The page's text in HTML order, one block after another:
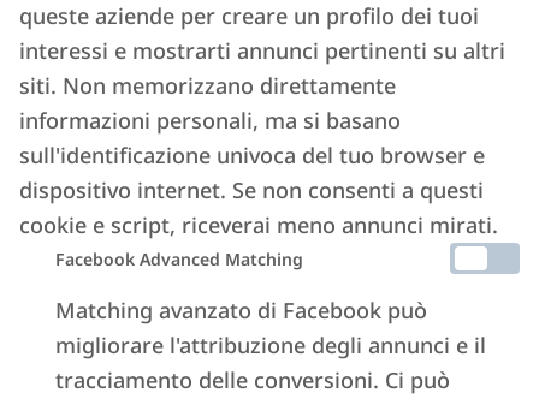
Area Stampa
Se volete intervistarci o fare un approfondimento
sulla nostra realtà o sui nostri progetti, potete
contattare l’Ufficio Stampa.
Giulia Buia
queste aziende per creare un profilo dei tuoi
interessi e mostrarti annunci pertinenti su altri
siti. Non memorizzano direttamente
informazioni personali, ma si basano
sull'identificazione univoca del tuo browser e
dispositivo internet. Se non consenti a questi
cookie e script, riceverai meno annunci mirati.
Facebook Advanced Matching
Matching avanzato di Facebook può
migliorare l'attribuzione degli annunci e il
tracciamento delle conversioni. Ci può